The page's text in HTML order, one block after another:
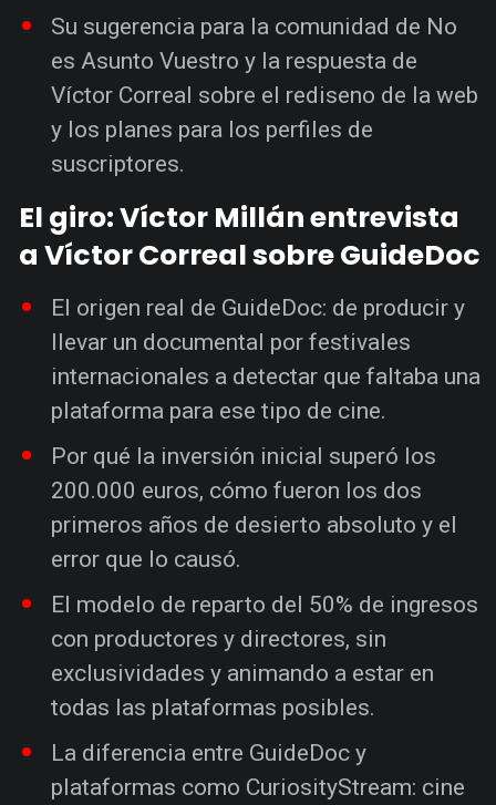
Su sugerencia para la comunidad de No
es Asunto Vuestro y la respuesta de
Víctor Correal sobre el rediseno de la web
y los planes para los perfiles de
suscriptores.
El giro: Víctor Millán entrevista
a Víctor Correal sobre GuideDoc
El origen real de GuideDoc: de producir y
llevar un documental por festivales
internacionales a detectar que faltaba una
plataforma para ese tipo de cine.
Por qué la inversión inicial superó los
200.000 euros, cómo fueron los dos
primeros años de desierto absoluto y el
error que lo causó.
El modelo de reparto del 50% de ingresos
con productores y directores, sin
exclusividades y animando a estar en
todas las plataformas posibles.
La diferencia entre GuideDoc y
plataformas como CuriosityStream: cine